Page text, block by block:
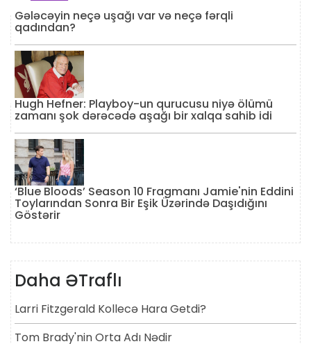
Gələcəyin neçə uşağı var və neçə fərqli
qadından?
Hugh Hefner: Playboy-un qurucusu niyə ölümü
zamanı şok dərəcədə aşağı bir xalqa sahib idi
‘Blue Bloods’ Season 10 Fragmanı Jamie'nin Eddini
Toylarından Sonra Bir Eşik Üzərində Daşıdığını
Göstərir
Daha ƏTraflı
Larri Fitzgerald Kollecə Hara Getdi?
Tom Brady'nin Orta Adı Nədir